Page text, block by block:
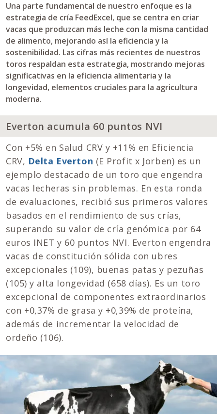
Una parte fundamental de nuestro enfoque es la
estrategia de cría FeedExcel, que se centra en criar
vacas que produzcan más leche con la misma cantidad
de alimento, mejorando así la eficiencia y la
sostenibilidad. Las cifras más recientes de nuestros
toros respaldan esta estrategia, mostrando mejoras
significativas en la eficiencia alimentaria y la
longevidad, elementos cruciales para la agricultura
moderna.
Everton acumula 60 puntos NVI
Con +5% en Salud CRV y +11% en Eficiencia
CRV, Delta Everton (E Profit x Jorben) es un
ejemplo destacado de un toro que engendra
vacas lecheras sin problemas. En esta ronda
de evaluaciones, recibió sus primeros valores
basados en el rendimiento de sus crías,
superando su valor de cría genómica por 64
euros INET y 60 puntos NVI. Everton engendra
vacas de constitución sólida con ubres
excepcionales (109), buenas patas y pezuñas
(105) y alta longevidad (658 días). Es un toro
excepcional de componentes extraordinarios
con +0,37% de grasa y +0,39% de proteína,
además de incrementar la velocidad de
ordeño (106).